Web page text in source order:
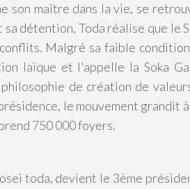
son maître dans la vie, se
détention, Toda réalise que le
Malgré sa faible
laïque et l'appelle la Soka
de création de
le mouvement grandit
750 000 foyers.
toda, devient le 3ème